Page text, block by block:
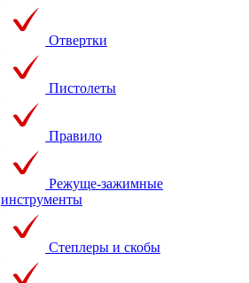
Отвертки
Пистолеты
Правило
Режуще-зажимные
инструменты
Степлеры и скобы